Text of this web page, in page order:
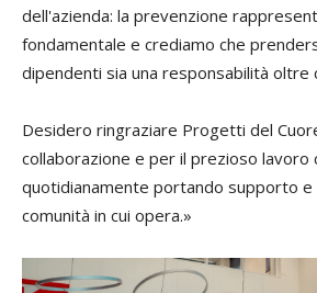
dell'azienda: la prevenzione
fondamentale e crediamo che
dipendenti sia una responsabilità oltre
Desidero ringraziare Progetti del
collaborazione e per il prezioso lavoro
quotidianamente portando supporto e
comunità in cui opera.»